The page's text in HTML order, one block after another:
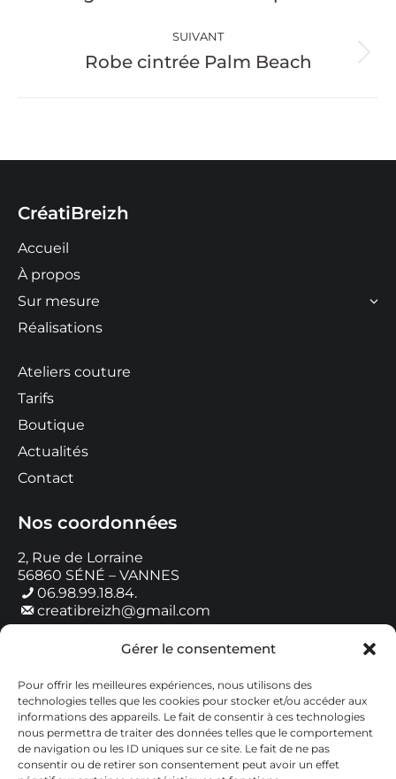
Gérer le consentement
Pour offrir les meilleures expériences, nous utilisons des
technologies telles que les cookies pour stocker et/ou accéder aux
informations des appareils. Le fait de consentir à ces technologies
nous permettra de traiter des données telles que le comportement
de navigation ou les ID uniques sur ce site. Le fait de ne pas
consentir ou de retirer son consentement peut avoir un effet
SUIVANT
Projets
Robe cintrée Palm Beach
CréatiBreizh
Accueil
À propos
Sur mesure
Réalisations
Ateliers couture
Tarifs
Boutique
Actualités
Contact
Nos coordonnées
2, Rue de Lorraine
56860 SÉNÉ – VANNES
06.98.99.18.84.
creatibreizh@gmail.com
Horaires de contact
Lundi : 9h00 – 18h00
Mardi : 9h00 – 18h00
Mercredi : 9h00 – 12h00
Jeudi : 9h00 – 18h00
Vendredi : 9h00 – 18h00